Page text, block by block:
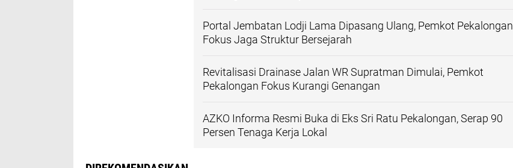
Portal Jembatan Lodji Lama Dipasang Ulang, Pemkot Pekalongan
Fokus Jaga Struktur Bersejarah
Revitalisasi Drainase Jalan WR Supratman Dimulai, Pemkot
Pekalongan Fokus Kurangi Genangan
AZKO Informa Resmi Buka di Eks Sri Ratu Pekalongan, Serap 90
Persen Tenaga Kerja Lokal